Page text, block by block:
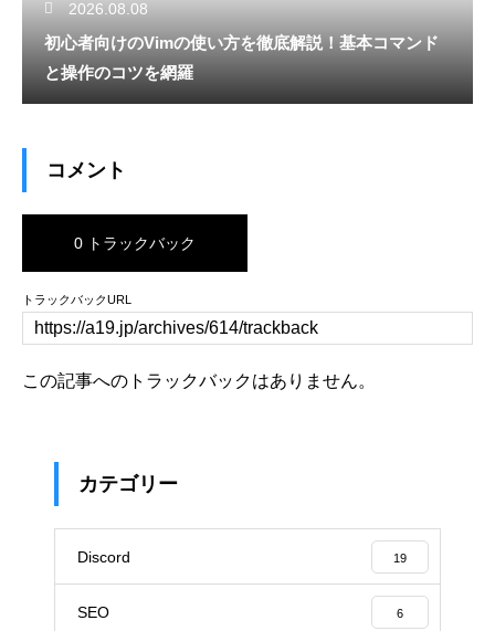
2026.08.08
初心者向けのVimの使い方を徹底解説！基本コマンド
と操作のコツを網羅
コメント
0 トラックバック
トラックバックURL
この記事へのトラックバックはありません。
カテゴリー
Discord 19
SEO 6